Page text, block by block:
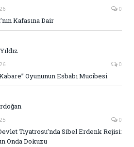
0
Kafasına Dair
0
Oyununun Esbabı Mucibesi
0
Tiyatrosu’nda Sibel Erdenk Rejisi:
Onda Dokuzu